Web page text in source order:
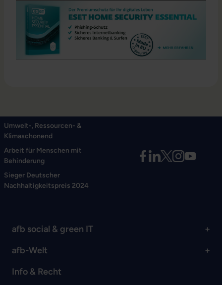
Umwelt-, Ressourcen- &
Klimaschonend
Arbeit für Menschen mit
Behinderung
Sieger Deutscher
Nachhaltigkeitspreis 2024
afb social & green IT
afb-Welt
Info & Recht